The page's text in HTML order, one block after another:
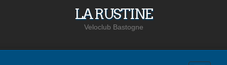
LA RUSTINE
Veloclub Bastogne